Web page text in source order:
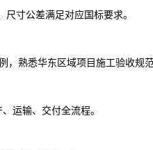
寸公差满足对应国标要求。
熟悉华东区域项目施工验收规范
运输、交付全流程。